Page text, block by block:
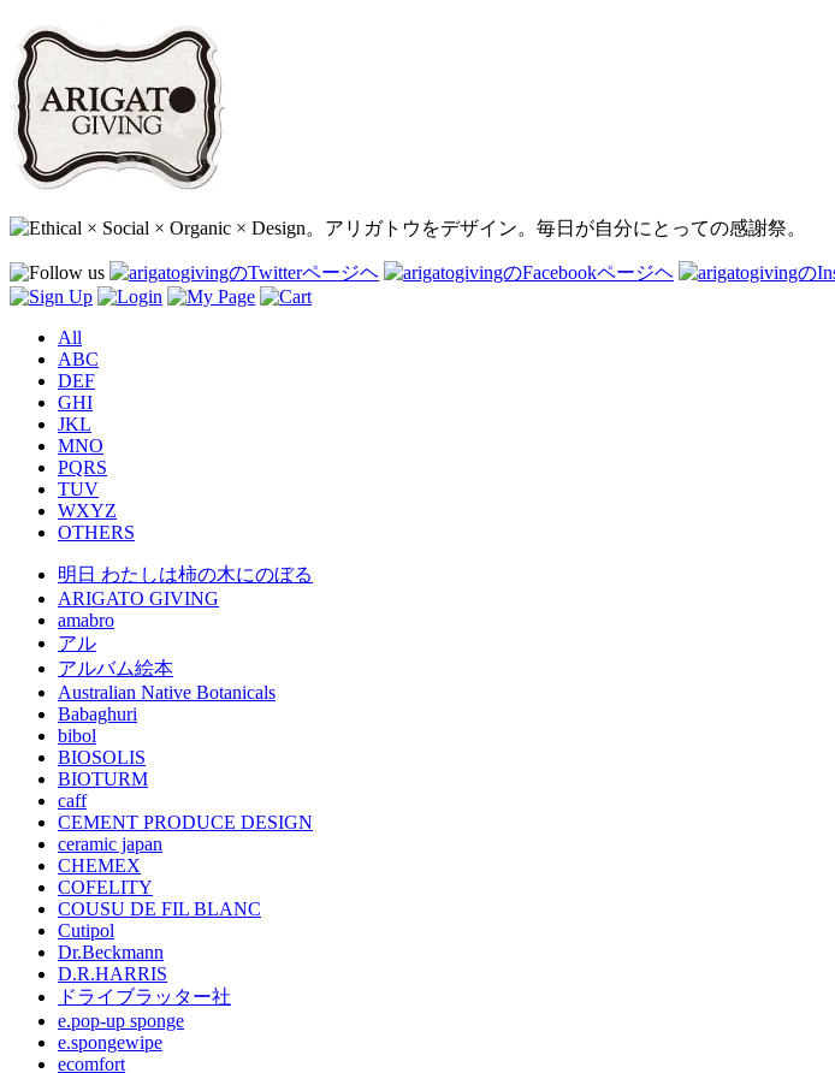
All
ABC
DEF
GHI
JKL
MNO
PQRS
TUV
WXYZ
OTHERS
明日 わたしは柿の木にのぼる
ARIGATO GIVING
amabro
アル
アルバム絵本
Australian Native Botanicals
Babaghuri
bibol
BIOSOLIS
BIOTURM
caff
CEMENT PRODUCE DESIGN
ceramic japan
CHEMEX
COFELITY
COUSU DE FIL BLANC
Cutipol
Dr.Beckmann
D.R.HARRIS
ドライブラッター社
e.pop-up sponge
e.spongewipe
ecomfort